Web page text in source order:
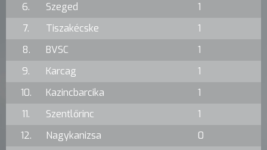
6.
Szeged
1
7.
Tiszakécske
1
8.
BVSC
1
9.
Karcag
1
10.
Kazincbarcika
1
11.
Szentlőrinc
1
12.
Nagykanizsa
0